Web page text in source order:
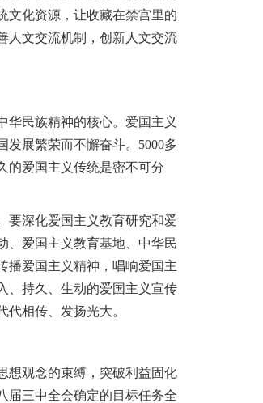
文化资源，让收藏在禁宫里的
人文交流机制，创新人文交流
民族精神的核心。爱国主义
展繁荣而不懈奋斗。5000多
的爱国主义传统是密不可分
深化爱国主义教育研究和爱
、爱国主义教育基地、中华民
播爱国主义精神，唱响爱国主
、持久、生动的爱国主义宣传
相传、发扬光大。
观念的束缚，突破利益固化
届三中全会确定的目标任务全